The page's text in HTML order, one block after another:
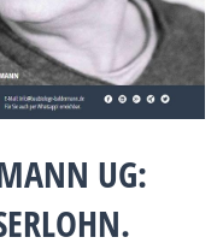
UG: